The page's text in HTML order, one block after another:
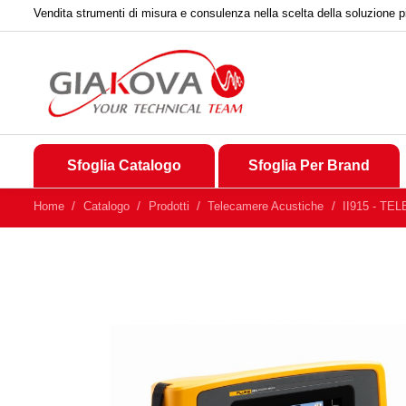
Vendita strumenti di misura e consulenza nella scelta della soluzione
Sfoglia Catalogo Sfoglia Per Brand
Home Catalogo Prodotti Telecamere Acustiche II915 -